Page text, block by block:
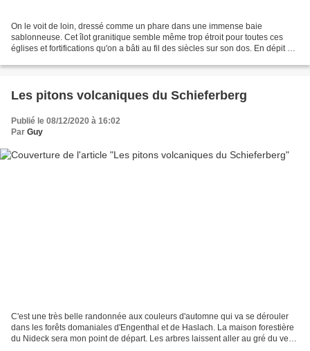
On le voit de loin, dressé comme un phare dans une immense baie
sablonneuse. Cet îlot granitique semble même trop étroit pour toutes ces
églises et fortifications qu'on a bâti au fil des siècles sur son dos. En dépit de
Les pitons volcaniques du Schieferberg
Publié le 08/12/2020 à 16:02
Par Guy
C'est une très belle randonnée aux couleurs d'automne qui va se dérouler
dans les forêts domaniales d'Engenthal et de Haslach. La maison forestière
du Nideck sera mon point de départ. Les arbres laissent aller au gré du vent